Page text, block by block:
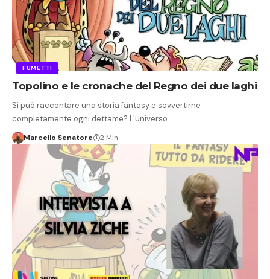
FUMETTI
Topolino e le cronache del Regno dei due laghi
Si può raccontare una storia fantasy e sovvertirne
completamente ogni dettame? L'universo…
Marcello Senatore 2 Min